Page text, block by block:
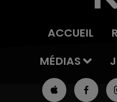
ACCUEIL
MÉDIAS